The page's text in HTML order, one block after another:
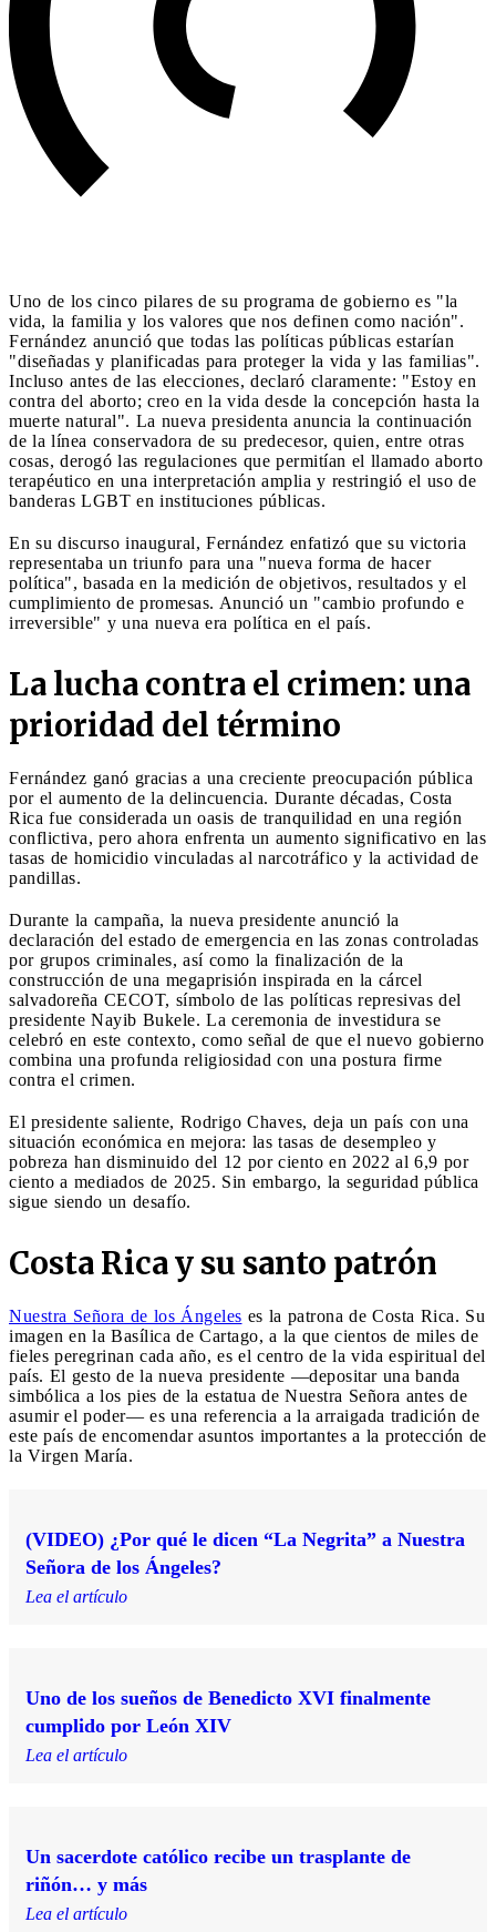
Uno de los cinco pilares de su programa de gobierno es "la
vida, la familia y los valores que nos definen como nación".
Fernández anunció que todas las políticas públicas estarían
"diseñadas y planificadas para proteger la vida y las familias".
Incluso antes de las elecciones, declaró claramente: "Estoy en
contra del aborto; creo en la vida desde la concepción hasta la
muerte natural". La nueva presidenta anuncia la continuación
de la línea conservadora de su predecesor, quien, entre otras
cosas, derogó las regulaciones que permitían el llamado aborto
terapéutico en una interpretación amplia y restringió el uso de
banderas LGBT en instituciones públicas.
En su discurso inaugural, Fernández enfatizó que su victoria
representaba un triunfo para una "nueva forma de hacer
política", basada en la medición de objetivos, resultados y el
cumplimiento de promesas. Anunció un "cambio profundo e
irreversible" y una nueva era política en el país.
La lucha contra el crimen: una
prioridad del término
Fernández ganó gracias a una creciente preocupación pública
por el aumento de la delincuencia. Durante décadas, Costa
Rica fue considerada un oasis de tranquilidad en una región
conflictiva, pero ahora enfrenta un aumento significativo en las
tasas de homicidio vinculadas al narcotráfico y la actividad de
pandillas.
Durante la campaña, la nueva presidente anunció la
declaración del estado de emergencia en las zonas controladas
por grupos criminales, así como la finalización de la
construcción de una megaprisión inspirada en la cárcel
salvadoreña CECOT, símbolo de las políticas represivas del
presidente Nayib Bukele. La ceremonia de investidura se
celebró en este contexto, como señal de que el nuevo gobierno
combina una profunda religiosidad con una postura firme
contra el crimen.
El presidente saliente, Rodrigo Chaves, deja un país con una
situación económica en mejora: las tasas de desempleo y
pobreza han disminuido del 12 por ciento en 2022 al 6,9 por
ciento a mediados de 2025. Sin embargo, la seguridad pública
sigue siendo un desafío.
Costa Rica y su santo patrón
Nuestra Señora de los Ángeles es la patrona de Costa Rica. Su
imagen en la Basílica de Cartago, a la que cientos de miles de
fieles peregrinan cada año, es el centro de la vida espiritual del
país. El gesto de la nueva presidente —depositar una banda
simbólica a los pies de la estatua de Nuestra Señora antes de
asumir el poder— es una referencia a la arraigada tradición de
este país de encomendar asuntos importantes a la protección de
la Virgen María.
(VIDEO) ¿Por qué le dicen “La Negrita” a Nuestra
Señora de los Ángeles?
Lea el artículo
Uno de los sueños de Benedicto XVI finalmente
cumplido por León XIV
Lea el artículo
Un sacerdote católico recibe un trasplante de
riñón… y más
Lea el artículo